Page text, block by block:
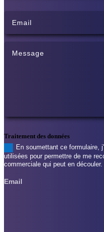
Traitement des données
En soumettant ce formulaire,
utilisées pour permettre de me
commerciale qui peut en découler.
Email